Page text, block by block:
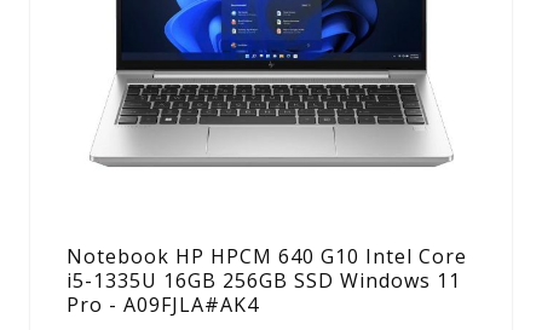
Notebook HP HPCM 640 G10 Intel Core
i5-1335U 16GB 256GB SSD Windows 11
Pro - A09FJLA#AK4